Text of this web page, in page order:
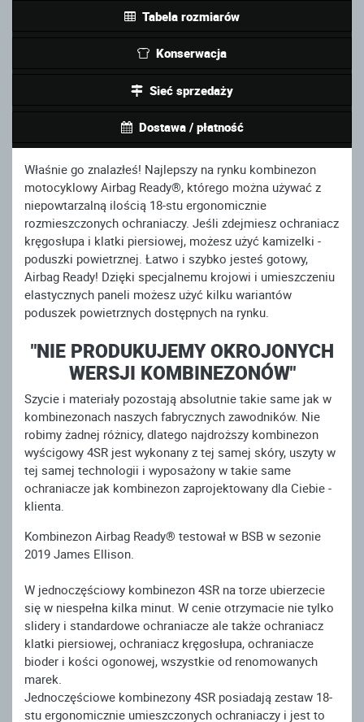
Tabela rozmiarów
Konserwacja
Sieć sprzedaży
Dostawa / płatność
Właśnie go znalazłeś! Najlepszy na rynku kombinezon
motocyklowy Airbag Ready®, którego można używać z
niepowtarzalną ilością 18-stu ergonomicznie
rozmieszczonych ochraniaczy. Jeśli zdejmiesz ochraniacz
kręgosłupa i klatki piersiowej, możesz użyć kamizelki -
poduszki powietrznej. Łatwo i szybko jesteś gotowy,
Airbag Ready! Dzięki specjalnemu krojowi i umieszczeniu
elastycznych paneli możesz użyć kilku wariantów
poduszek powietrznych dostępnych na rynku.
"NIE PRODUKUJEMY OKROJONYCH
WERSJI KOMBINEZONÓW"
Szycie i materiały pozostają absolutnie takie same jak w
kombinezonach naszych fabrycznych zawodników. Nie
robimy żadnej różnicy, dlatego najdroższy kombinezon
wyścigowy 4SR jest wykonany z tej samej skóry, uszyty w
tej samej technologii i wyposażony w takie same
ochraniacze jak kombinezon zaprojektowany dla Ciebie -
klienta.
Kombinezon Airbag Ready® testował w BSB w sezonie
2019 James Ellison.
W jednoczęściowy kombinezon 4SR na torze ubierzecie
się w niespełna kilka minut. W cenie otrzymacie nie tylko
slidery i standardowe ochraniacze ale także ochraniacz
klatki piersiowej, ochraniacz kręgosłupa, ochraniacze
bioder i kości ogonowej, wszystkie od renomowanych
marek.
Jednoczęściowe kombinezony 4SR posiadają zestaw 18-
stu ergonomicznie umieszczonych ochraniaczy i jest to